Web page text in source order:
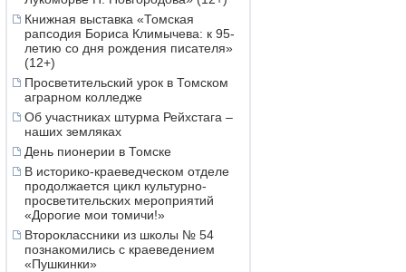
Книжная выставка «Томская
рапсодия Бориса Климычева: к 95-
летию со дня рождения писателя»
(12+)
Просветительский урок в Томском
аграрном колледже
Об участниках штурма Рейхстага –
наших земляках
День пионерии в Томске
В историко-краеведческом отделе
продолжается цикл культурно-
просветительских мероприятий
«Дорогие мои томичи!»
Второклассники из школы № 54
познакомились с краеведением
«Пушкинки»